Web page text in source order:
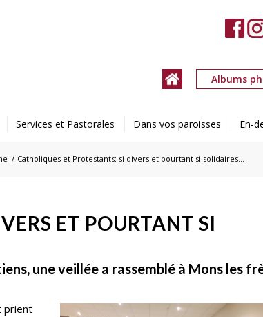
Albums
/ Catholiques et Protestants: si divers et pourtant si solidaires…
Services et Pastorales Dans vos paroisses En-
ET POURTANT SI
une veillée a rassemblé à Mons les
prient